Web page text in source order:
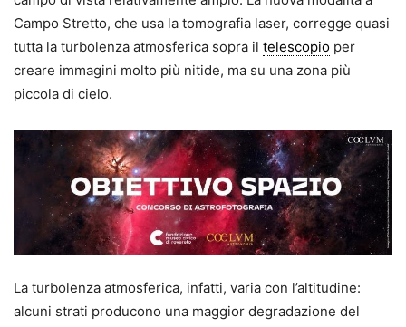
Campo Stretto, che usa la tomografia laser, corregge quasi
tutta la turbolenza atmosferica sopra il telescopio per
creare immagini molto più nitide, ma su una zona più
piccola di cielo.
La turbolenza atmosferica, infatti, varia con l’altitudine:
alcuni strati producono una maggior degradazione del